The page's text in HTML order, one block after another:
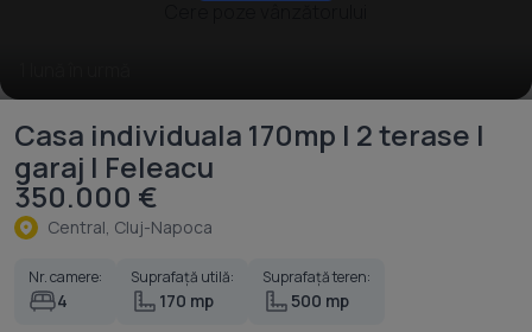
Casa individuala 170mp | 2 terase |
garaj | Feleacu
350.000 €
Central, Cluj-Napoca
Nr. camere:
4
Suprafață utilă:
170 mp
Suprafață teren:
500 mp